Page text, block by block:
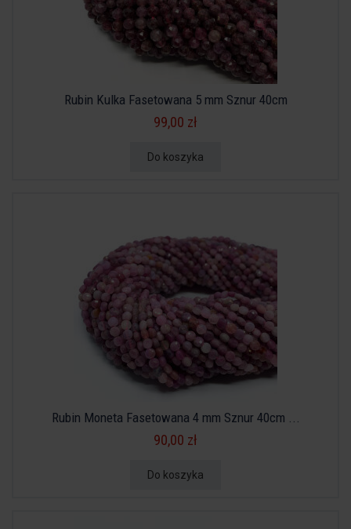
Rubin Kulka Fasetowana 5 mm Sznur 40cm
99,00 zł
Do koszyka
Rubin Moneta Fasetowana 4 mm Sznur 40cm ...
90,00 zł
Do koszyka